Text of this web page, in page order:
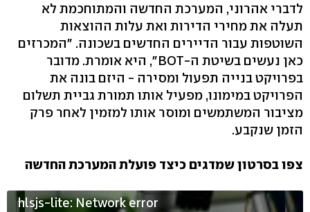
לדברי אהרוני, המערכת החדשה והמתוחכמת לא
תעלה את מחירי הדירות ואת עלות ההוצאות
השוטפות עבור הדיירים החדשים בשכונה. "המכרזים
כאן נעשים בשיטת ה-BOT", היא אומרת. מדובר
בפרויקט בנייה תפעול ומסירה - היזם בונה את
הפרויקט במימונו, מפעיל אותו תמורת גביית תשלום
מציבור המשתמשים ומוסר אותו למזמין לאחר פרק
הזמן שנקבע.
צפו בסרטון שמדגים כיצד פועלת המערכת החדשה
hlsjs-lite: Network error